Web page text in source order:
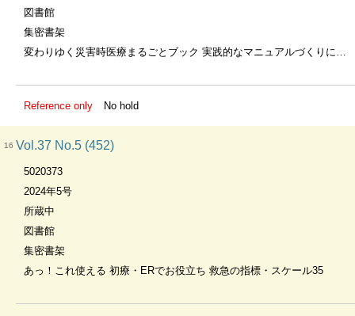
図書館
集密書架
変わりゆく災害時医療まるごとブック 実践的なマニュアルづくりに活かす×南海トラフ地震にも備える
Reference only No hold
16 Vol.37 No.5 (452)
5020373
2024年5号
所蔵中
図書館
集密書架
あっ！これ使える 初療・ERでお役立ち 救急の指標・スケール35